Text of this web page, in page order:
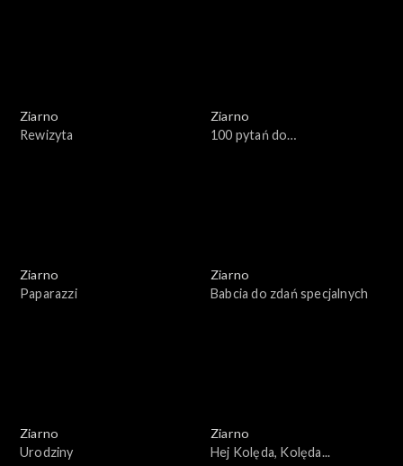
Ziarno
Rewizyta
Ziarno
100 pytań do…
Ziarno
Paparazzi
Ziarno
Babcia do zdań specjalnych
Ziarno
Urodziny
Ziarno
Hej Kolęda, Kolęda...